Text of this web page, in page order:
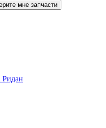
мне запчасти
Ридан